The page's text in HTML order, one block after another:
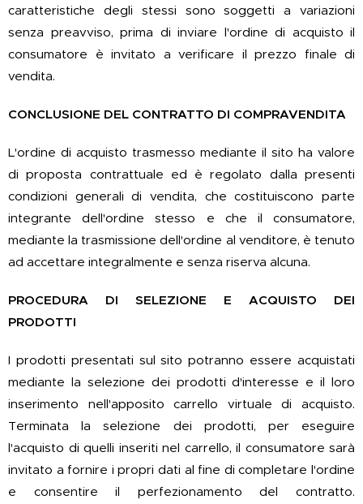
caratteristiche degli stessi sono soggetti a variazioni
senza preavviso, prima di inviare l'ordine di acquisto il
consumatore è invitato a verificare il prezzo finale di
vendita.
CONCLUSIONE DEL CONTRATTO DI COMPRAVENDITA
L'ordine di acquisto trasmesso mediante il sito ha valore
di proposta contrattuale ed è regolato dalla presenti
condizioni generali di vendita, che costituiscono parte
integrante dell'ordine stesso e che il consumatore,
mediante la trasmissione dell'ordine al venditore, è tenuto
ad accettare integralmente e senza riserva alcuna.
PROCEDURA DI SELEZIONE E ACQUISTO DEI
PRODOTTI
I prodotti presentati sul sito potranno essere acquistati
mediante la selezione dei prodotti d'interesse e il loro
inserimento nell'apposito carrello virtuale di acquisto.
Terminata la selezione dei prodotti, per eseguire
l'acquisto di quelli inseriti nel carrello, il consumatore sarà
invitato a fornire i propri dati al fine di completare l'ordine
e consentire il perfezionamento del contratto.